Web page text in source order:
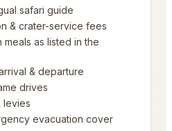
safari guide
& crater-service fees
meals as listed in the
& departure
drives
levies
evacuation cover